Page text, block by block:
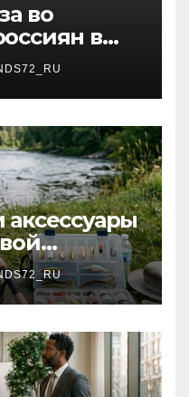
во
в
от 3 дней
и